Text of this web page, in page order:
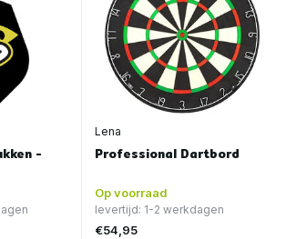
-
Lena
Professional Dartbord
Op voorraad
levertijd: 1-2 werkdagen
€54,95